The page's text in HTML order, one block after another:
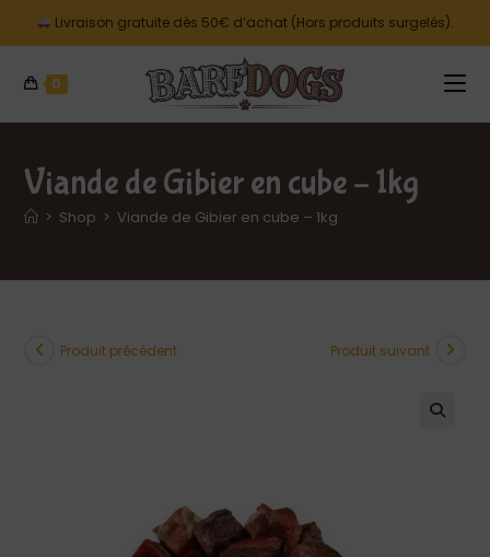
Livraison gratuite dès 50€ d’achat (Hors produits surgelés).
0
Viande de Gibier en cube – 1kg
> Shop > Viande de Gibier en cube – 1kg
Produit précédent Produit suivant